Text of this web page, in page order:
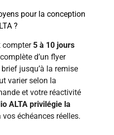
pour la conception
?
compter 5 à 10 jours
d’un flyer
jusqu’à la remise
varier selon la
et votre réactivité
ALTA privilégie la
vos échéances réelles.